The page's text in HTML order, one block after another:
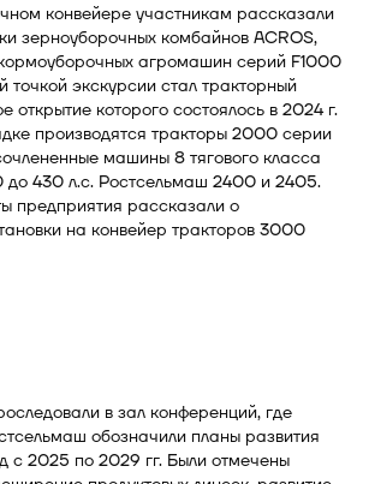
конвейере участникам рассказали
зерноуборочных комбайнов ACROS,
агромашин серий F1000
экскурсии стал тракторный
открытие которого состоялось в 2024 г.
производятся тракторы 2000 серии
машины 8 тягового класса
до 430 л.с. Ростсельмаш 2400 и 2405.
предприятия рассказали о
на конвейер тракторов 3000
в зал конференций, где
обозначили планы развития
с 2025 по 2029 гг. Были отмечены